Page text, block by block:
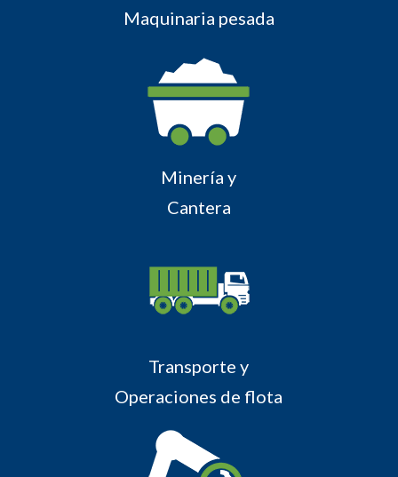
Maquinaria pesada
Minería y
Cantera
Transporte y
Operaciones de flota